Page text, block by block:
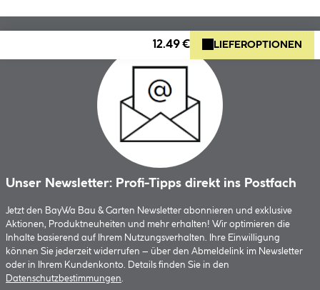
12.49 € LIEFEROPTIONEN
Unser Newsletter: Profi-Tipps direkt ins Postfach
Jetzt den BayWa Bau & Garten Newsletter abonnieren und exklusive
Aktionen, Produktneuheiten und mehr erhalten! Wir optimieren die
Inhalte basierend auf Ihrem Nutzungsverhalten. Ihre Einwilligung
können Sie jederzeit widerrufen – über den Abmeldelink im Newsletter
oder in Ihrem Kundenkonto. Details finden Sie in den
Datenschutzbestimmungen.